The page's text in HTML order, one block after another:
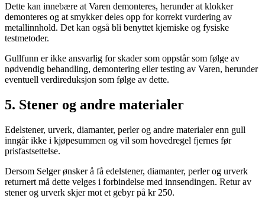
Dette kan innebære at Varen demonteres, herunder at klokker
demonteres og at smykker deles opp for korrekt vurdering av
metallinnhold. Det kan også bli benyttet kjemiske og fysiske
testmetoder.
Gullfunn er ikke ansvarlig for skader som oppstår som følge av
nødvendig behandling, demontering eller testing av Varen, herunder
eventuell verdireduksjon som følge av dette.
5. Stener og andre materialer
Edelstener, urverk, diamanter, perler og andre materialer enn gull
inngår ikke i kjøpesummen og vil som hovedregel fjernes før
prisfastsettelse.
Dersom Selger ønsker å få edelstener, diamanter, perler og urverk
returnert må dette velges i forbindelse med innsendingen. Retur av
stener og urverk skjer mot et gebyr på kr 250.